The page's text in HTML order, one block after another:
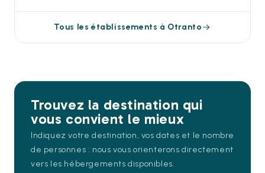
Tous les établissements à Otranto
Trouvez la destination qui
vous convient le mieux
Indiquez votre destination, vos dates et le nombre
de personnes : nous vous orienterons directement
vers les hébergements disponibles.